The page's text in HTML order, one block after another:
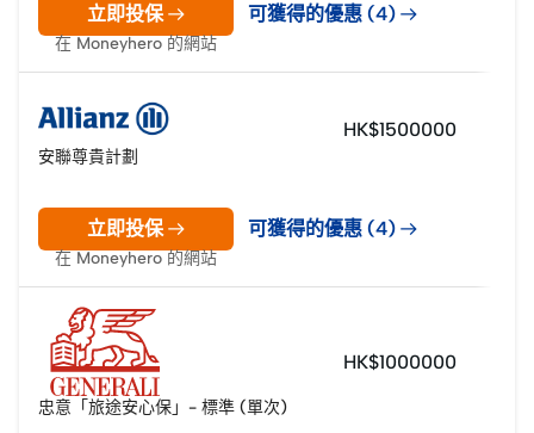
可獲得的優惠 (4)
立即投保
在 Moneyhero 的網站
安聯尊貴計劃
HK$1500000
可獲得的優惠 (4)
立即投保
在 Moneyhero 的網站
忠意「旅途安心保」- 標準 (單次)
HK$1000000